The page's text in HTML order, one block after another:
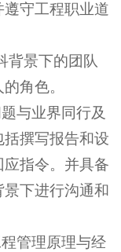
守工程职业道
背景下的团队
角色。
与业界同行及
撰写报告和设
指令。并具备
下进行沟通和
管理原理与经